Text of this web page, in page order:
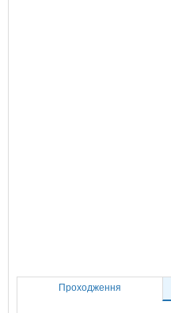
Проходження